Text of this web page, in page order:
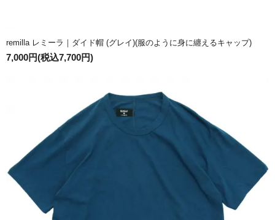
remilla レミーラ｜ダイド帽 (グレイ)(服のように身に纏えるキャップ)
7,000円(税込7,700円)